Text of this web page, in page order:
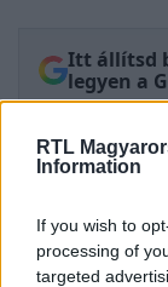
RTL
Information
If you wish to
processing of
targeted
Itt állítsd
legyen a